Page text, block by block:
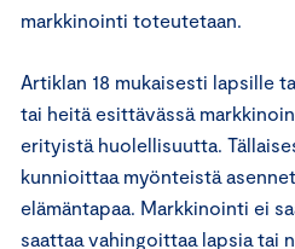
markkinointi toteutetaan.
Artiklan 18 mukaisesti lapsille
tai heitä esittävässä
erityistä huolellisuutta.
kunnioittaa myönteistä
elämäntapaa. Markkinointi ei
saattaa vahingoittaa lapsia tai